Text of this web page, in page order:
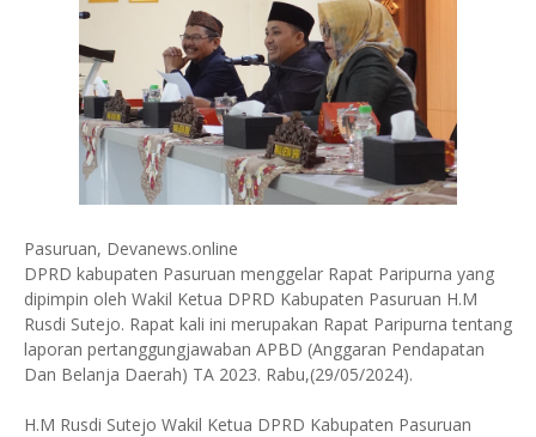
Pasuruan, Devanews.online
DPRD kabupaten Pasuruan menggelar Rapat Paripurna yang
dipimpin oleh Wakil Ketua DPRD Kabupaten Pasuruan H.M
Rusdi Sutejo. Rapat kali ini merupakan Rapat Paripurna tentang
laporan pertanggungjawaban APBD (Anggaran Pendapatan
Dan Belanja Daerah) TA 2023. Rabu,(29/05/2024).
H.M Rusdi Sutejo Wakil Ketua DPRD Kabupaten Pasuruan